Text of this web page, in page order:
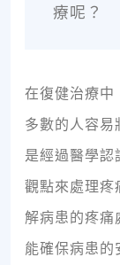
療呢？
在復健治療中
多數的人容易
是經過醫學認
觀點來處理疼
解病患的疼痛
能確保病患的